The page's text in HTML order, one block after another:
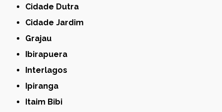
Cidade Dutra
Cidade Jardim
Grajau
Ibirapuera
Interlagos
Ipiranga
Itaim Bibi